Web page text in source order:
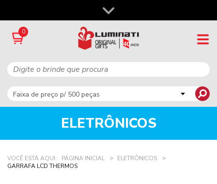
0
ELETRÔNICOS
VOCÊ ESTÁ AQUI: PÁGINA INICIAL
ELETRÔNICOS
GARRAFA LCD THERMOS